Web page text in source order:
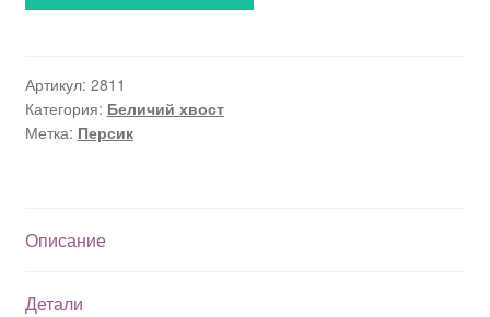
Артикул: 2811
Категория: Беличий хвост
Метка: Персик
Описание
Детали